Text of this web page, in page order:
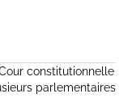
constitutionnelle
parlementaires